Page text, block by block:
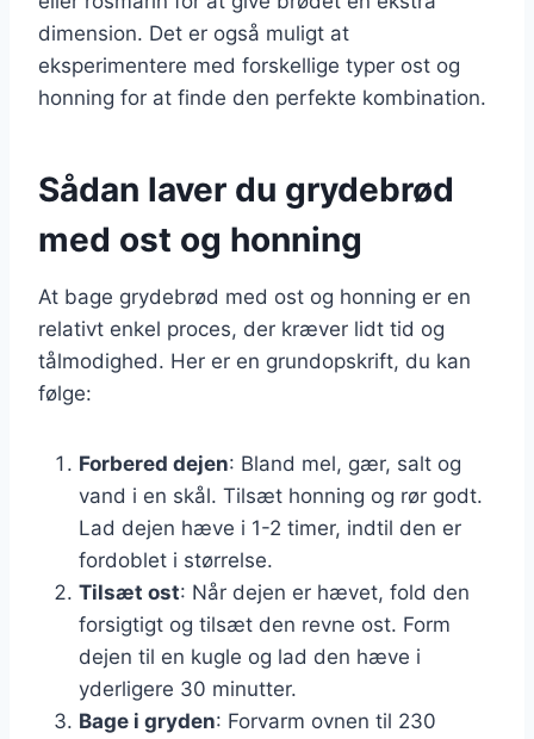
dimension. Det er også muligt at
eksperimentere med forskellige typer ost og
honning for at finde den perfekte kombination.
Sådan laver du grydebrød
med ost og honning
At bage grydebrød med ost og honning er en
relativt enkel proces, der kræver lidt tid og
tålmodighed. Her er en grundopskrift, du kan
følge:
Forbered dejen: Bland mel, gær, salt og
vand i en skål. Tilsæt honning og rør godt.
Lad dejen hæve i 1-2 timer, indtil den er
fordoblet i størrelse.
Tilsæt ost: Når dejen er hævet, fold den
forsigtigt og tilsæt den revne ost. Form
dejen til en kugle og lad den hæve i
yderligere 30 minutter.
Bage i gryden: Forvarm ovnen til 230